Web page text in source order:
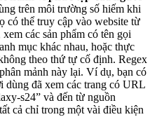
trên môi trường số hiếm khi
có thể truy cập vào website từ
các sản phẩm có tên gọi
mục khác nhau, hoặc thực
theo thứ tự cố định. Regex
mảnh này lại. Ví dụ, bạn có
dùng đã xem các trang có URL
s24” và đến từ nguồn
cả chỉ trong một vài điều kiện